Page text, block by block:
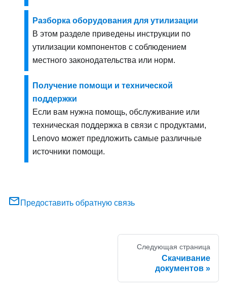
Разборка оборудования для утилизации
В этом разделе приведены инструкции по
утилизации компонентов с соблюдением
местного законодательства или норм.
Получение помощи и технической
поддержки
Если вам нужна помощь, обслуживание или
техническая поддержка в связи с продуктами,
Lenovo может предложить самые различные
источники помощи.
Предоставить обратную связь
Следующая страница
Скачивание
документов